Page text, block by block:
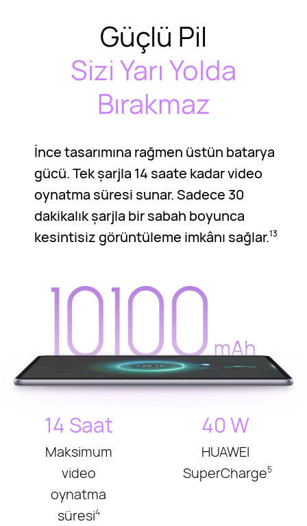
Güçlü Pil
Sizi Yarı Yolda
Bırakmaz
İnce tasarımına rağmen üstün batarya
gücü. Tek şarjla 14 saate kadar video
oynatma süresi sunar. Sadece 30
dakikalık şarjla bir sabah boyunca
kesintisiz görüntüleme imkânı sağlar.13
14 Saat
Maksimum
video
oynatma
süresi4
40 W
HUAWEI
SuperCharge5